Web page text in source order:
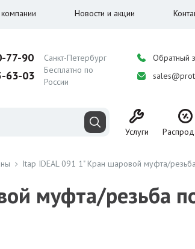
Новости и акции
77-90 Санкт-Петербург
63-03
Бесплатно по
России
Обратный
Услуги
Itap IDEAL 091 1" Кран шаровой муфта/
муфта/резьба